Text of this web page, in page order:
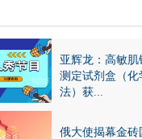
亚辉龙：高敏肌
测定试剂盒（化
法）获...
俄大使揭幕金砖